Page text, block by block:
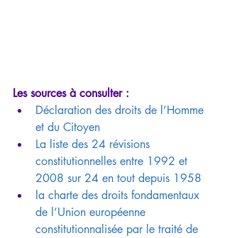
Les sources à consulter :
Déclaration des droits de l’Homme
et du Citoyen
La liste des 24 révisions
constitutionnelles entre 1992 et
2008 sur 24 en tout depuis 1958
la charte des droits fondamentaux
de l’Union européenne
constitutionnalisée par le traité de